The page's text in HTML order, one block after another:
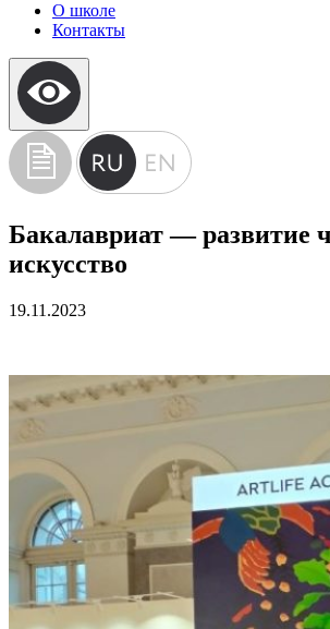
О школе
Контакты
Бакалавриат — развитие
искусство
19.11.2023